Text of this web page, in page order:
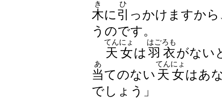
木
き
に 引
ひ
っかけますか
うのです。
天女
てんにょ
は 羽衣
はごろも
がない
当
あ
てのない 天女
てんにょ
はあ
でしょう」